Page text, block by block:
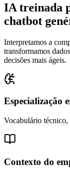
IA treinada
chatbot
Interpretamos a
transformamos
decisões mais ágeis.
Especialização
Vocabulário técnico,
Contexto do